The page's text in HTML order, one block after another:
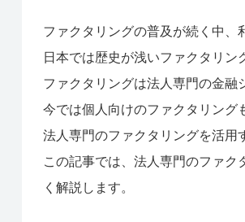
ファクタリングの普及が続く中、
日本では歴史が浅いファクタリン
ファクタリングは法人専門の金融
今では個人向けのファクタリング
法人専門のファクタリングを活用
この記事では、法人専門のファ
く解説します。